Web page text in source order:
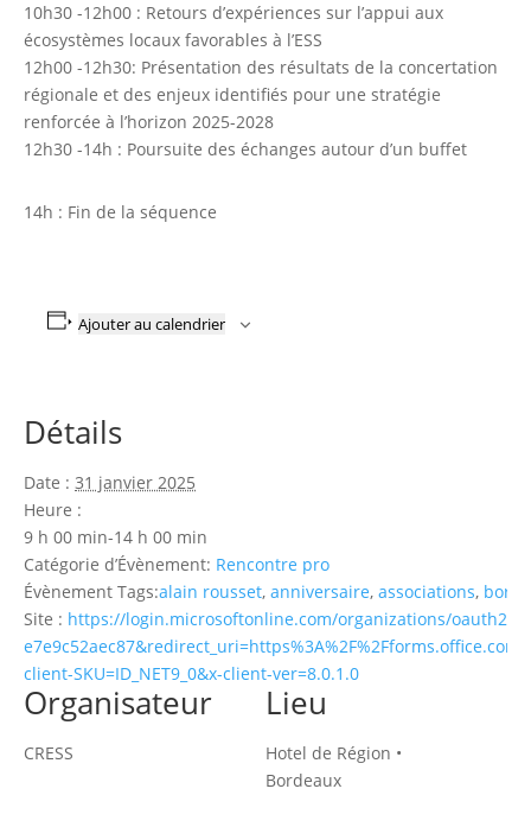
10h30 -12h00 : Retours d’expériences sur l’appui aux
écosystèmes locaux favorables à l’ESS
12h00 -12h30: Présentation des résultats de la concertation
régionale et des enjeux identifiés pour une stratégie
renforcée à l’horizon 2025-2028
12h30 -14h : Poursuite des échanges autour d’un buffet
14h : Fin de la séquence
Ajouter au calendrier
Détails
Date : 31 janvier 2025
Heure :
9 h 00 min-14 h 00 min
Catégorie d’Évènement: Rencontre pro
Évènement Tags:alain rousset, anniversaire, associations,
Site : https://login.microsoftonline.com/organizations/oauth2/
client-SKU=ID_NET9_0&x-client-ver=8.0.1.0
Lieu
Hotel de Région •
Bordeaux
Organisateur
CRESS